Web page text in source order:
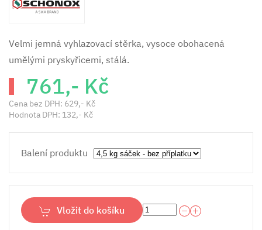
Velmi jemná vyhlazovací stěrka, vysoce obohacená
umělými pryskyřicemi, stálá.
761,- Kč
Cena bez DPH: 629,- Kč
Hodnota DPH: 132,- Kč
Balení produktu
Vložit do košíku